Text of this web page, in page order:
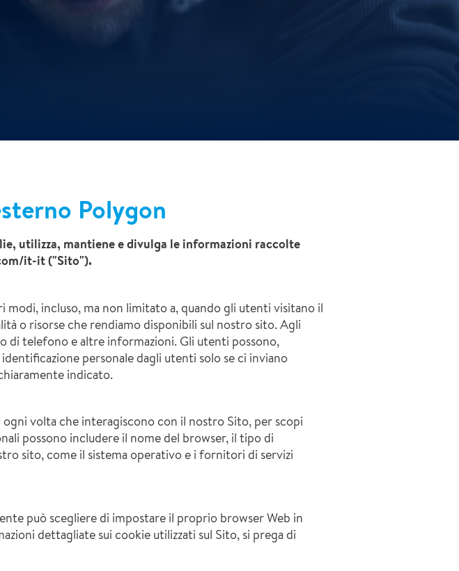
Polygon
utilizza, mantiene e divulga le informazioni raccolte
it-it ("Sito").
incluso, ma non limitato a, quando gli utenti visitano il
o risorse che rendiamo disponibili sul nostro sito. Agli
di telefono e altre informazioni. Gli utenti possono,
personale dagli utenti solo se ci inviano
indicato.
volta che interagiscono con il nostro Sito, per scopi
possono includere il nome del browser, il tipo di
sito, come il sistema operativo e i fornitori di servizi
può scegliere di impostare il proprio browser Web in
dettagliate sui cookie utilizzati sul Sito, si prega di